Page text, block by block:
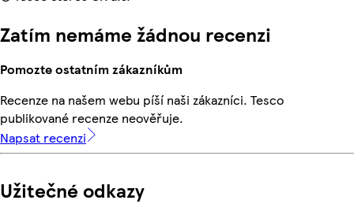
Zatím nemáme žádnou recenzi
Pomozte ostatním zákazníkům
Recenze na našem webu píší naši zákazníci. Tesco
publikované recenze neověřuje.
Napsat recenzi
Užitečné odkazy